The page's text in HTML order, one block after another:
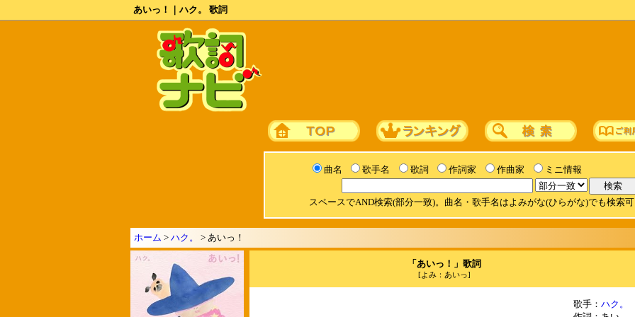
あいっ！｜ハク。 歌詞
曲名 歌手名 歌詞 作詞家 作曲家 ミニ情報
スペースでAND検索(部分一致)。曲名・歌手名はよみがな(ひらがな)でも検索
ホーム > ハク。 > あいっ！
「あいっ！」歌詞
[よみ：あいっ]
歌手： ハク。